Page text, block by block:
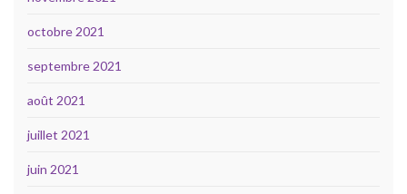
octobre 2021
septembre 2021
août 2021
juillet 2021
juin 2021